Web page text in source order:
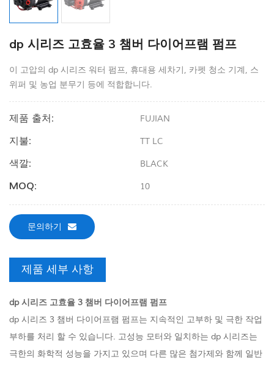
dp 시리즈 고효율 3 챔버 다이어프램 펌프
이 고압의 dp 시리즈 워터 펌프, 휴대용 세차기, 카펫 청소 기계, 스
위퍼 및 농업 분무기 등에 적합합니다.
제품 출처: FUJIAN
지불: TT LC
색깔: BLACK
MOQ: 10
문의하기
제품 세부 사항
dp 시리즈 고효율 3 챔버 다이어프램 펌프
dp 시리즈 3 챔버 다이어프램 펌프는 지속적인 고부하 및 극한 작업
부하를 처리 할 수 ​​있습니다. 고성능 모터와 일치하는 dp 시리즈는
극한의 화학적 성능을 가지고 있으며 다른 많은 첨가제와 함께 일반